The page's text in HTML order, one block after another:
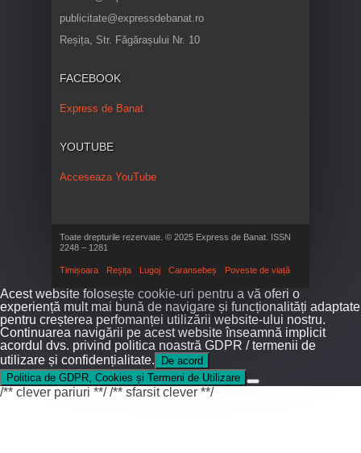
publicitate@expressdebanat.ro
Reșița, Str. Făgărașului Nr. 10
FACEBOOK
Express de Banat
YOUTUBE
Acceseaza YouTube
Toate drepturile rezervate. © 2025 Express de Banat. ISSN
2248 – 1281
Timișoara Reșița Lugoj Caransebeș Poveste de viață
Acest website folosește cookie-uri pentru a vă oferi o
experiență mult mai bună de navigare și funcționalități adaptate
pentru creșterea perfomanței utilizării website-ului nostru.
Continuarea navigării pe acest website înseamnă implicit
acordul dvs. privind politica noastră GDPR / termenii de
utilizare și confidențialitate.
De acord
Politica de GDPR, Cookies și Termeni de Utilizare
/** clever pariuri **//** sfarsit clever **/